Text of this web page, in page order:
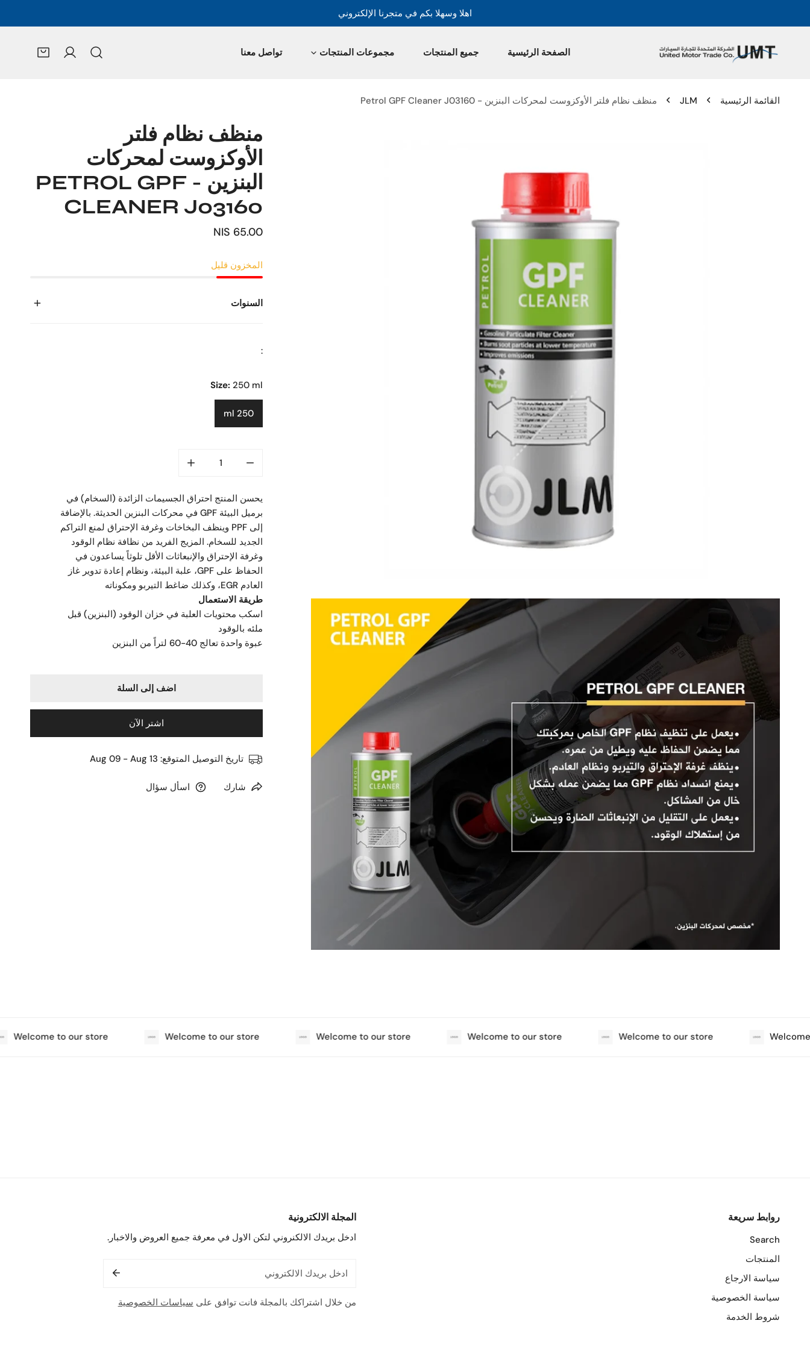
اهلا وسهلا بكم في متجرنا الإلكتروني
الصفحة الرئيسية جميع المنتجات مجموعات المنتجات تواصل معنا
تسجيل الدخول
القائمة الرئيسية JLM منظف نظام فلتر الأوكزوست لمحركات البنزين - Petrol GPF Cleaner J03160
منظف نظام فلتر
الأوكزوست لمحركات
البنزين - PETROL GPF
CLEANER J03160
السعر
65.00 NIS
المخزون قليل
السنوات
:
Size: 250 ml
250 ml
يحسن المنتج احتراق الجسيمات الزائدة (السخام) في
برميل البيئة GPF في محركات البنزين الحديثة. بالإضافة
إلى PPF وينظف البخاخات وغرفة الإحتراق لمنع التراكم
الجديد للسخام. المزيج الفريد من نظافة نظام الوقود
وغرفة الإحتراق والإنبعاثات الأقل تلوثاً يساعدون في
الحفاظ على GPF، علبة البيئة، ونظام إعادة تدوير غاز
العادم EGR، وكذلك ضاغط التيربو ومكوناته
طريقة الاستعمال
اسكب محتويات العلبة في خزان الوقود (البنزين) قبل
ملئه بالوقود
عبوة واحدة تعالج 40-60 لتراً من البنزين
اضف إلى السلة
اشتر الآن
تاريخ التوصيل المتوقع: Aug 09 - Aug 13
شارك اسأل سؤال
Welcome
Welcome to our store
Welcome to our store
Welcome to our store
Welcome to our store
Welcome to our store
روابط سريعة
Search
المنتجات
سياسة الارجاع
سياسة الخصوصية
شروط الخدمة
المجلة الالكترونية
ادخل بريدك الالكنروني لتكن الاول في معرفة جميع العروض والاخبار.
الإلكتروني
من خلال اشتراكك بالمجلة فانت توافق على سياسات الخصوصية